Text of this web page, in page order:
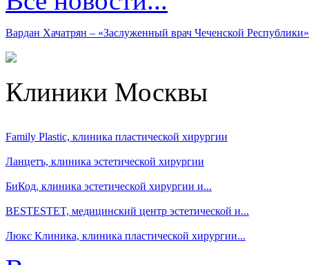
Вардан Хачатрян – «Заслуженный врач Чеченской Республики»
Клиники Москвы
Family Plastic, клиника пластической хирургии
Ланцетъ, клиника эстетической хирургии
БиКод, клиника эстетической хирургии и...
BESTESTET, медицинский центр эстетической и...
Люкс Клиника, клиника пластической хирургии...